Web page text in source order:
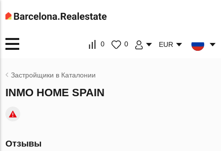
0 0 EUR
Застройщики в Каталонии
INMO HOME SPAIN
Отзывы